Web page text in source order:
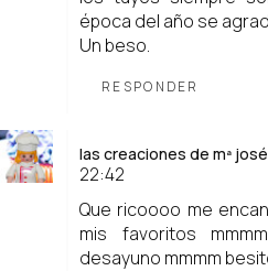
época del año se
Un beso.
RESPONDER
las creaciones de mª josé
22:42
Que ricoooo me
mis favoritos
desayuno mmmm